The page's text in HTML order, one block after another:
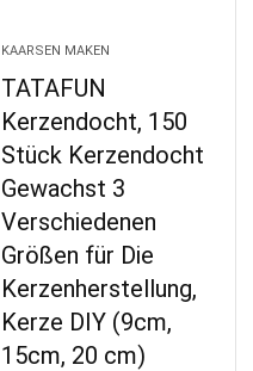
KAARSEN MAKEN
TATAFUN
Kerzendocht, 150
Stück Kerzendocht
Gewachst 3
Verschiedenen
Größen für Die
Kerzenherstellung,
Kerze DIY (9cm,
15cm, 20 cm)